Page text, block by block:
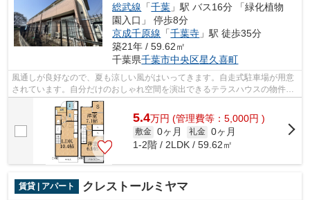
総武線 「千葉 」駅 バス16分 「緑化植物
園入口」 停歩8分
京成千原線 「千葉寺 」駅 徒歩35分
築21年 / 59.62㎡
千葉県千葉市中央区星久喜町
風通しが良好なので、夏も涼しい風がはいってきます。自走式駐車場が用意
されています。自分だけのおしゃれ空間を演出できるテラスハウスの物件で
す。千葉市中央区で戸建てを探すなら...
5.4万円 (管理費等：5,000円 )
敷金 0ヶ月 礼金 0ヶ月
1-2階 / 2LDK / 59.62㎡
賃貸 | アパート クレストールミヤマ